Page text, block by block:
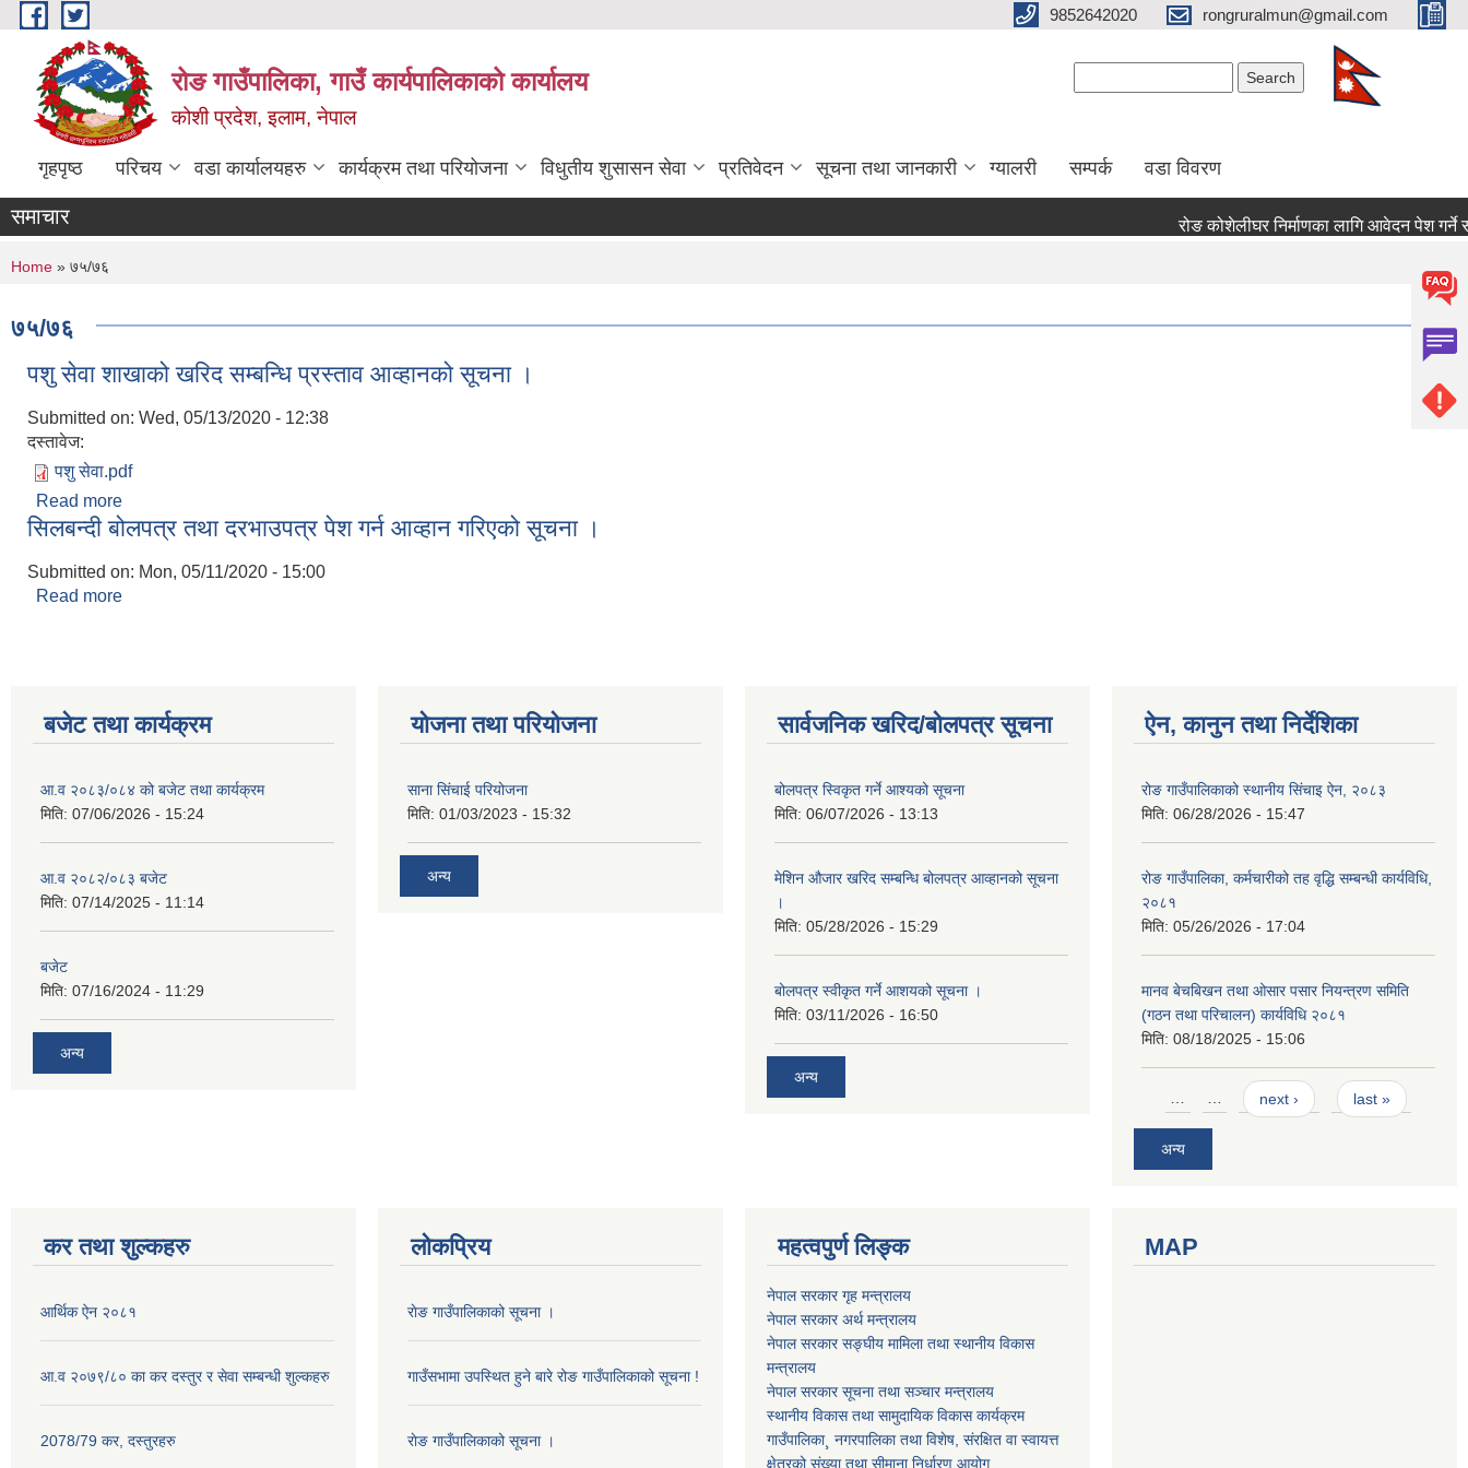
Skip to main content 9852642020 rongruralmun@gmail.com
रोङ गाउँपालिका, गाउँ कार्यपालिकाको कार्यालय
कोशी प्रदेश, इलाम, नेपाल
गृहपृष्ठ परिचय वडा कार्यालयहरु कार्यक्रम तथा परियोजना विधुतीय शुसासन सेवा प्रतिवेदन सूचना तथा जानकारी ग्यालरी सम्पर्क वडा विवरण
समाचार रोङ कोशेलीघर निर्माणका लागि आवेदन पेश गर्ने
You are here
Home » ७५/७६
७५/७६
पशु सेवा शाखाको खरिद सम्बन्धि प्रस्ताव आव्हानको सूचना ।
Submitted on: Wed, 05/13/2020 - 12:38
दस्तावेज:
पशु सेवा.pdf
Read more
सिलबन्दी बोलपत्र तथा दरभाउपत्र पेश गर्न आव्हान गरिएको सूचना ।
Submitted on: Mon, 05/11/2020 - 15:00
Read more
बजेट तथा कार्यक्रम
आ.व २०८३/०८४ को बजेट तथा कार्यक्रम
मिति: 07/06/2026 - 15:24
आ.व २०८२/०८३ बजेट
मिति: 07/14/2025 - 11:14
बजेट
मिति: 07/16/2024 - 11:29
अन्य
योजना तथा परियोजना
साना सिंचाई परियोजना
मिति: 01/03/2023 - 15:32
अन्य
सार्वजनिक खरिद/बोलपत्र सूचना
बोलपत्र स्विकृत गर्ने आश्यको सूचना
मिति: 06/07/2026 - 13:13
मेशिन औजार खरिद सम्बन्धि बोलपत्र आव्हानको सूचना
।
मिति: 05/28/2026 - 15:29
बोलपत्र स्वीकृत गर्ने आशयको सूचना ।
मिति: 03/11/2026 - 16:50
अन्य
ऐन, कानुन तथा निर्देशिका
रोङ गाउँपालिकाको स्थानीय सिंचाइ ऐन, २०८३
मिति: 06/28/2026 - 15:47
रोङ गाउँपालिका, कर्मचारीको तह वृद्धि सम्बन्धी कार्यविधि,
२०८१
मिति: 05/26/2026 - 17:04
मानव बेचबिखन तथा ओसार पसार नियन्त्रण समिति
(गठन तथा परिचालन) कार्यविधि २०८१
मिति: 08/18/2025 - 15:06
Pages
… … next › last »
अन्य
कर तथा शुल्कहरु
आर्थिक ऐन २०८१
आ.व २०७९/८० का कर दस्तुर र सेवा सम्बन्धी शुल्कहरु
2078/79 कर, दस्तुरहरु
लोकप्रिय
राेङ गाउँपालिकाको सूचना ।
गाउँसभामा उपस्थित हुने बारे रोङ गाउँपालिकाको सूचना !
राेङ गाउँपालिकाको सूचना ।
महत्वपुर्ण लिङ्क
नेपाल सरकार गृह मन्त्रालय
नेपाल सरकार अर्थ मन्त्रालय
नेपाल सरकार सङ्घीय मामिला तथा स्थानीय विकास
मन्त्रालय
नेपाल सरकार सूचना तथा सञ्चार मन्त्रालय
स्थानीय विकास तथा सामुदायिक विकास कार्यक्रम
गाउँपालिका¸ नगरपालिका तथा विशेष, संरक्षित वा स्वायत्त
क्षेत्रको संख्या तथा सीमाना निर्धारण आयोग
MAP